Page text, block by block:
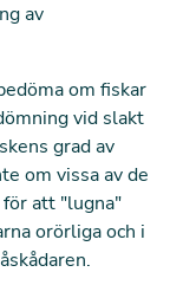
av
om fiskar
vid slakt
grad av
om vissa av de
att "lugna"
orörliga och i